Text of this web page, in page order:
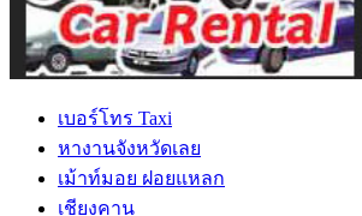
เบอร์โทร Taxi
หางานจังหวัดเลย
เม้าท์มอย ฝอยแหลก
เชียงคาน